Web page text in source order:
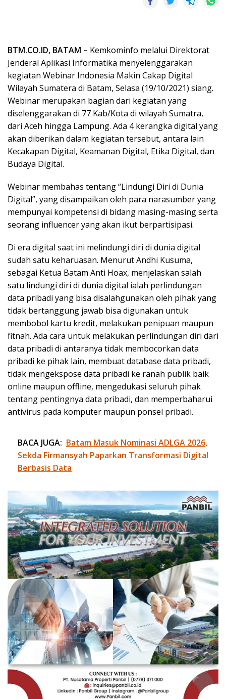
BTM.CO.ID, BATAM – Kemkominfo melalui Direktorat
Jenderal Aplikasi Informatika menyelenggarakan
kegiatan Webinar Indonesia Makin Cakap Digital
Wilayah Sumatera di Batam, Selasa (19/10/2021) siang.
Webinar merupakan bagian dari kegiatan yang
diselenggarakan di 77 Kab/Kota di wilayah Sumatra,
dari Aceh hingga Lampung. Ada 4 kerangka digital yang
akan diberikan dalam kegiatan tersebut, antara lain
Kecakapan Digital, Keamanan Digital, Etika Digital, dan
Budaya Digital.
Webinar membahas tentang “Lindungi Diri di Dunia
Digital”, yang disampaikan oleh para narasumber yang
mempunyai kompetensi di bidang masing-masing serta
seorang influencer yang akan ikut berpartisipasi.
Di era digital saat ini melindungi diri di dunia digital
sudah satu keharuasan. Menurut Andhi Kusuma,
sebagai Ketua Batam Anti Hoax, menjelaskan salah
satu lindungi diri di dunia digital ialah perlindungan
data pribadi yang bisa disalahgunakan oleh pihak yang
tidak bertanggung jawab bisa digunakan untuk
membobol kartu kredit, melakukan penipuan maupun
fitnah. Ada cara untuk melakukan perlindungan diri dari
data pribadi di antaranya tidak membocorkan data
pribadi ke pihak lain, membuat database data pribadi,
tidak mengekspose data pribadi ke ranah publik baik
online maupun offline, mengedukasi seluruh pihak
tentang pentingnya data pribadi, dan memperbaharui
antivirus pada komputer maupun ponsel pribadi.
BACA JUGA: Batam Masuk Nominasi ADLGA 2026,
Sekda Firmansyah Paparkan Transformasi Digital
Berbasis Data